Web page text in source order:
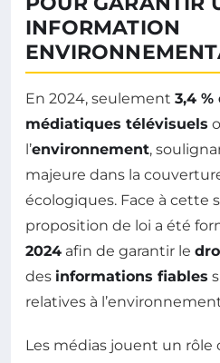
INFORMATION
En 2024, seulement 3,4
médiatiques télévisuels
l’environnement,
majeure dans la
écologiques. Face à cette
proposition de loi a été
2024 afin de garantir le
des informations fiables
relatives à
Les médias jouent un rôle